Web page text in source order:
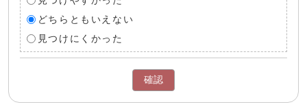
どちらともいえない
見つけにくかった
確認